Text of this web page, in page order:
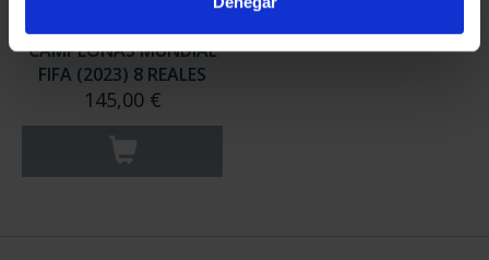
CAMPEONAS MUNDIAL
FIFA (2023) 8 REALES
145,00 €